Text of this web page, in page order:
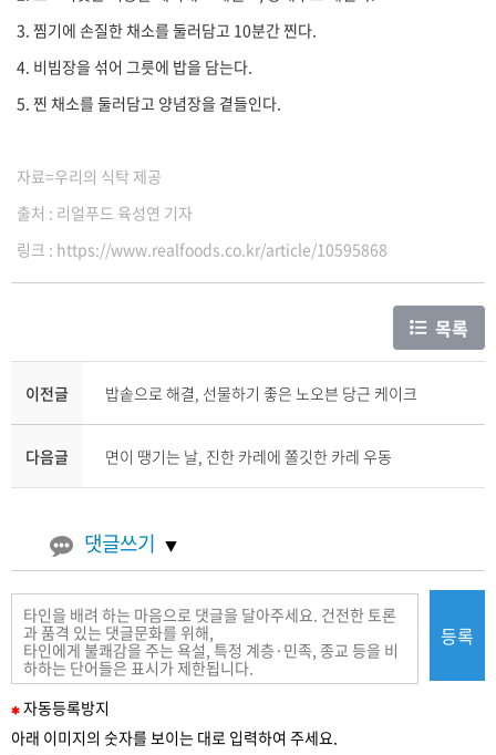
3. 찜기에 손질한 채소를 둘러담고 10분간 찐다.
4. 비빔장을 섞어 그릇에 밥을 담는다.
5. 찐 채소를 둘러담고 양념장을 곁들인다.
자료=우리의 식탁 제공
출처 : 리얼푸드 육성연 기자
링크 : https://www.realfoods.co.kr/article/10595868
목록
이전글 밥솥으로 해결, 선물하기 좋은 노오븐 당근 케이크
다음글 면이 땡기는 날, 진한 카레에 쫄깃한 카레 우동
댓글쓰기
필
수
자동등록방지
아래 이미지의 숫자를 보이는 대로 입력하여 주세요.
등록